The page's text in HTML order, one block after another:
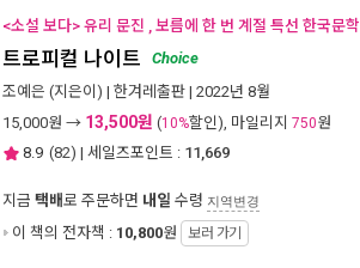
<소설 보다> 유리 문진 , 보름에 한 번 계절 특선 한국문학
트로피컬 나이트
Choice
조예은 (지은이) | 한겨레출판 | 2022년 8월
15,000원 → 13,500원 (10%할인), 마일리지 750원
8.9 (82) | 세일즈포인트 : 11,669
지금 택배로 주문하면 내일 수령 지역변경
이 책의 전자책 : 10,800원 보러 가기